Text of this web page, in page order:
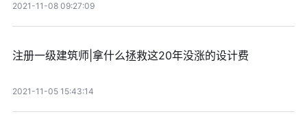
2021-11-08 09:27:09
注册一级建筑师|拿什么拯救这20年没涨的设计费
2021-11-05 15:43:14